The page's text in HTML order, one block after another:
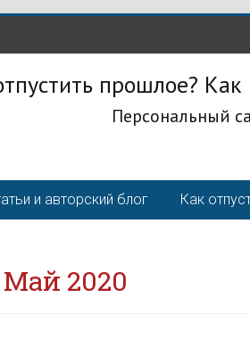
прошлое?
Персональный
и авторский блог Как
Май 2020